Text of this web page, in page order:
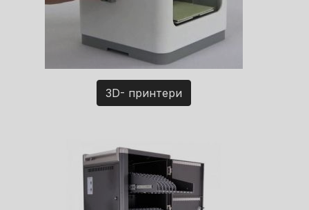
3D- принтери